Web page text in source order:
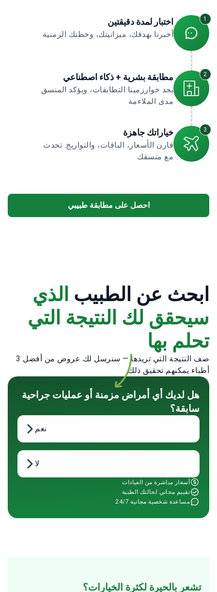
1 اختبار لمدة دقيقتين
أخبرنا بهدفك، ميزانيتك، وخطتك الزمنية
2 مطابقة بشرية + ذكاء اصطناعي
يجد خوارزمينا التطابقات، ويؤكد المنسق
مدى الملاءمة
3 خياراتك جاهزة
قارن الأسعار، الباقات، والتواريخ. تحدث
مع منسقك
احصل على مطابقة طبيبي
ابحث عن الطبيب الذي
سيحقق لك النتيجة التي
تحلم بها
صف النتيجة التي تريدها — سنرسل لك عروض من أفضل 3
أطباء يمكنهم تحقيق ذلك.
هل لديك أي أمراض مزمنة أو عمليات جراحية
سابقة؟
نعم
لا
أسعار مباشرة من العيادات
تقييم مجاني لحالتك الطبية
مساعدة شخصية مجانية 24/7
تشعر بالحيرة لكثرة الخيارات؟